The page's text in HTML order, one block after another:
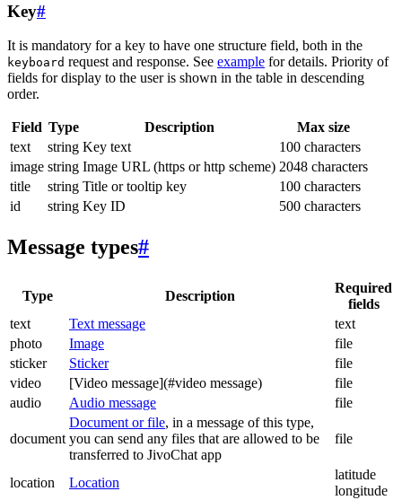
Key#
It is mandatory for a key to have one structure field, both in the
keyboard request and response. See example for details. Priority of
fields for display to the user is shown in the table in descending
order.
Field Type Description
Max size
text
string Key text
100 characters
image string Image URL (https or http scheme) 2048 characters
title
string Title or tooltip key
100 characters
id
string Key ID 500 characters
Message types#
Type Description
Required
fields
text
Text message
text
photo
Image
file
sticker
Sticker
file
video
[Video message](#video message)
file
audio
Audio message file
document
Document or file, in a message of this type,
you can send any files that are allowed to be
transferred to JivoChat app
file
location Location
latitude
longitude